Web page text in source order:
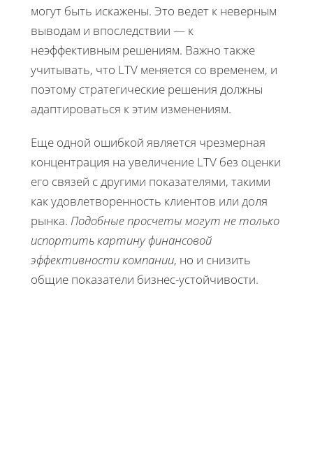
могут быть искажены. Это ведет к неверным
выводам и впоследствии — к
неэффективным решениям. Важно также
учитывать, что LTV меняется со временем, и
поэтому стратегические решения должны
адаптироваться к этим изменениям.
Еще одной ошибкой является чрезмерная
концентрация на увеличение LTV без оценки
его связей с другими показателями, такими
как удовлетворенность клиентов или доля
рынка. Подобные просчеты могут не только
испортить картину финансовой
эффективности компании, но и снизить
общие показатели бизнес-устойчивости.